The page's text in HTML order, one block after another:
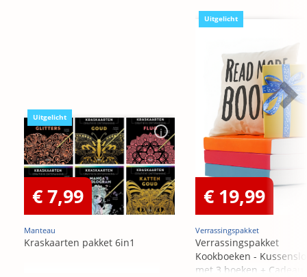
Uitgelicht
€ 7,99
Manteau
Kraskaarten pakket 6in1
Uitgelicht
€ 19,99
Verrassingspakket
Verrassingspakket
Kookboeken -
met 3 boeken + Cadeau